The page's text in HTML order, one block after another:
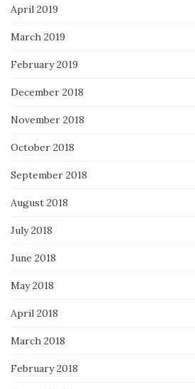
April 2019
March 2019
February 2019
December 2018
November 2018
October 2018
September 2018
August 2018
July 2018
June 2018
May 2018
April 2018
March 2018
February 2018